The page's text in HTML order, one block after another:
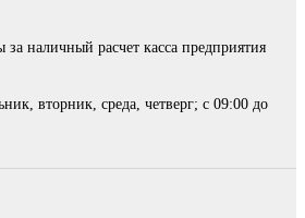
наличный расчет касса предприятия
вторник, среда, четверг; с 09:00 до